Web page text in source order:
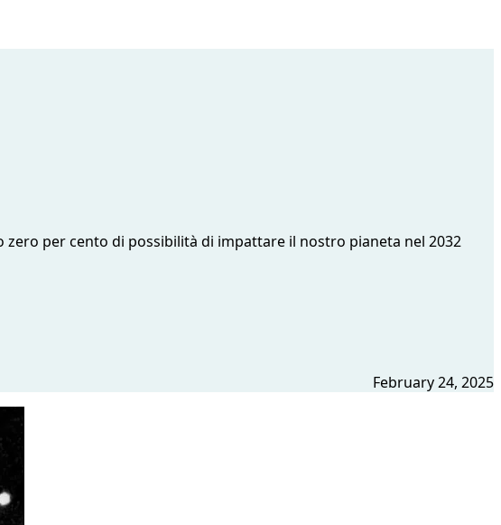
per cento di possibilità di impattare il nostro pianeta nel 2032
February 24, 2025